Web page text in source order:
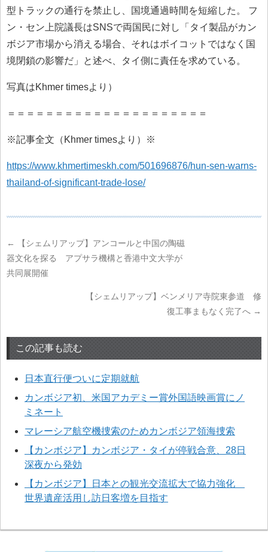
型トラックの通行を禁止し、国境通過時間を短縮した。 フ
ン・セン上院議長はSNSで両国民に対し「タイ製品がカン
ボジア市場から消える場合、それはボイコットではなく国
境閉鎖の影響だ」と述べ、タイ側に責任を求めている。
写真はKhmer timesより）
＝＝＝＝＝＝＝＝＝＝＝＝＝＝＝＝＝＝＝＝＝
※記事全文（Khmer timesより）※
https://www.khmertimeskh.com/501696876/hun-sen-warns-
thailand-of-significant-trade-lose/
←
【シェムリアップ】アンコールと中国の陶磁
器文化を探る アプサラ機構と香港中文大学が
共同展開催
【シェムリアップ】ベンメリア寺院東参道 修
復工事まもなく完了へ →
この記事も読む
日本直行便ついに定期就航
カンボジア初、米国アカデミー賞外国語映画賞にノ
ミネート
マレーシア航空機捜索のためカンボジア領海捜索
【カンボジア】カンボジア・タイが停戦合意、28日
深夜から発効
【カンボジア】日本との観光交流拡大で協力強化
世界遺産活用し訪日客増を目指す